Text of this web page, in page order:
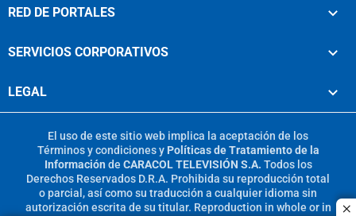
RED DE PORTALES
SERVICIOS CORPORATIVOS
LEGAL
El uso de este sitio web implica la aceptación de los
Términos y condicionesy Políticas de Tratamiento de la
Información de CARACOL TELEVISIÓN S.A. Todos los
Derechos Reservados D.R.A. Prohibida su reproducción total
o parcial, así como su traducción a cualquier idioma sin
autorización escrita de su titular. Reproduction in whole or in